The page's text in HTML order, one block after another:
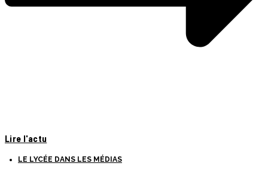
Lire l'actu
LE LYCÉE DANS LES MÉDIAS